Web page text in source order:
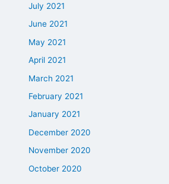
July 2021
June 2021
May 2021
April 2021
March 2021
February 2021
January 2021
December 2020
November 2020
October 2020